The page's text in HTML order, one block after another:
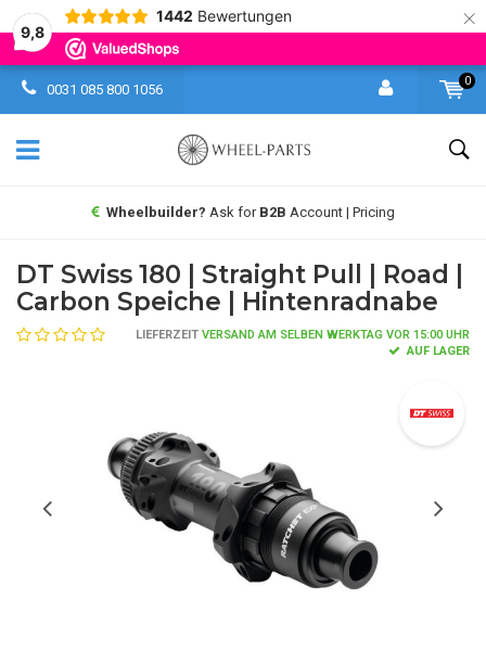
9,8
1442 Bewertungen ×
0031 085 800 1056
0
Wheelbuilder? Ask for B2B Account | Pricing
DT Swiss 180 | Straight Pull | Road |
Carbon Speiche | Hintenradnabe
LIEFERZEIT VERSAND AM SELBEN WERKTAG VOR 15:00 UHR
AUF LAGER